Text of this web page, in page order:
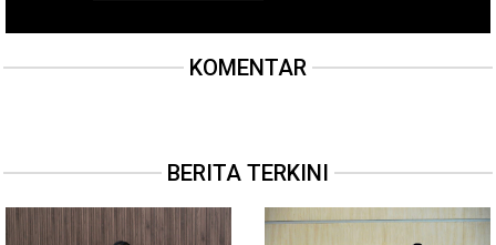
KOMENTAR
BERITA TERKINI